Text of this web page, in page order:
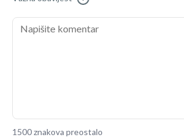
1500 znakova preostalo